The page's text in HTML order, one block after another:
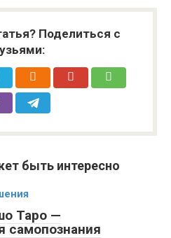
Поделиться с
быть интересно
Таро —
самопознания